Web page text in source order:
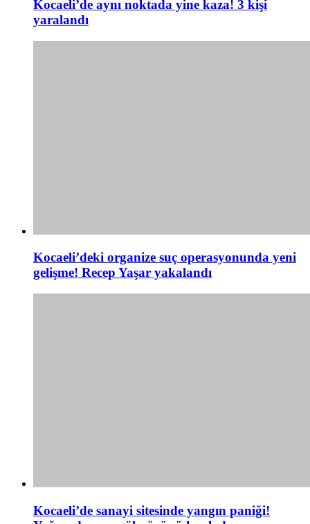
Kocaeli’de aynı noktada yine kaza! 3 kişi
yaralandı
Kocaeli’deki organize suç operasyonunda yeni
gelişme! Recep Yaşar yakalandı
Kocaeli’de sanayi sitesinde yangın paniği!